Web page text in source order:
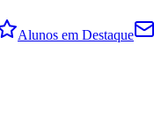
Alunos em Destaque